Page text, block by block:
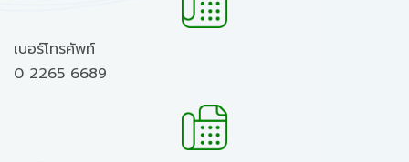
เบอร์โทรศัพท์
0 2265 6689